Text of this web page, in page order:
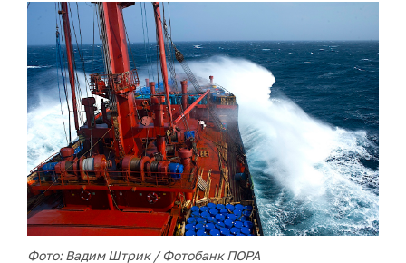
Фото: Вадим Штрик / Фотобанк ПОРА